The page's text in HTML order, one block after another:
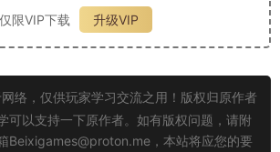
仅限VIP下载
升级VIP
络，仅供玩家学习交流之用！版权归原作者
可以支持一下原作者。如有版权问题，请附
Beixigames@proton.me ，本站将应您的要